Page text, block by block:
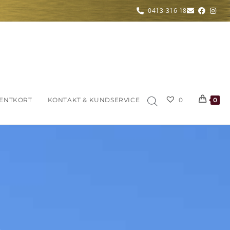
0413-316 18
KONTAKT & KUNDSERVICE 0 0